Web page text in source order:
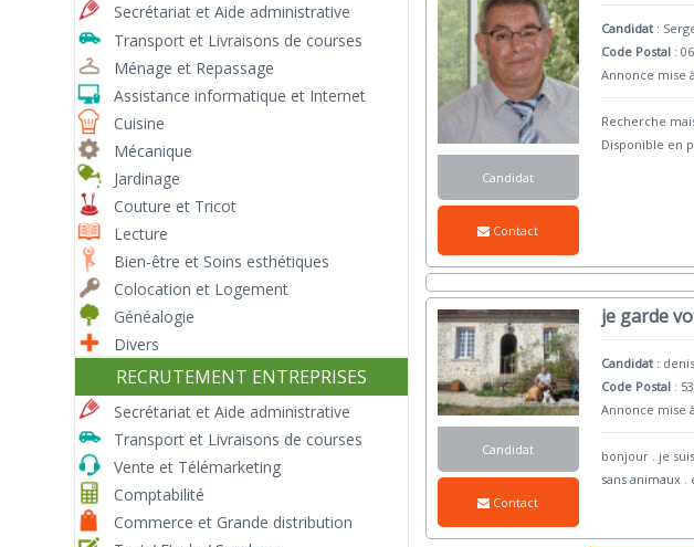
Candidat
Contact
Candidat :
Code Postal :
Annonce mise
Recherche
Disponible en
Candidat
Contact
je garde
Candidat : denis
Code Postal :
Annonce mise
bonjour . je
sans animaux
Secrétariat et Aide administrative
Transport et Livraisons de courses
Ménage et Repassage
Assistance informatique et Internet
Cuisine
Mécanique
Jardinage
Couture et Tricot
Lecture
Bien-être et Soins esthétiques
Colocation et Logement
Généalogie
Divers
RECRUTEMENT ENTREPRISES
Secrétariat et Aide administrative
Transport et Livraisons de courses
Vente et Télémarketing
Comptabilité
Commerce et Grande distribution